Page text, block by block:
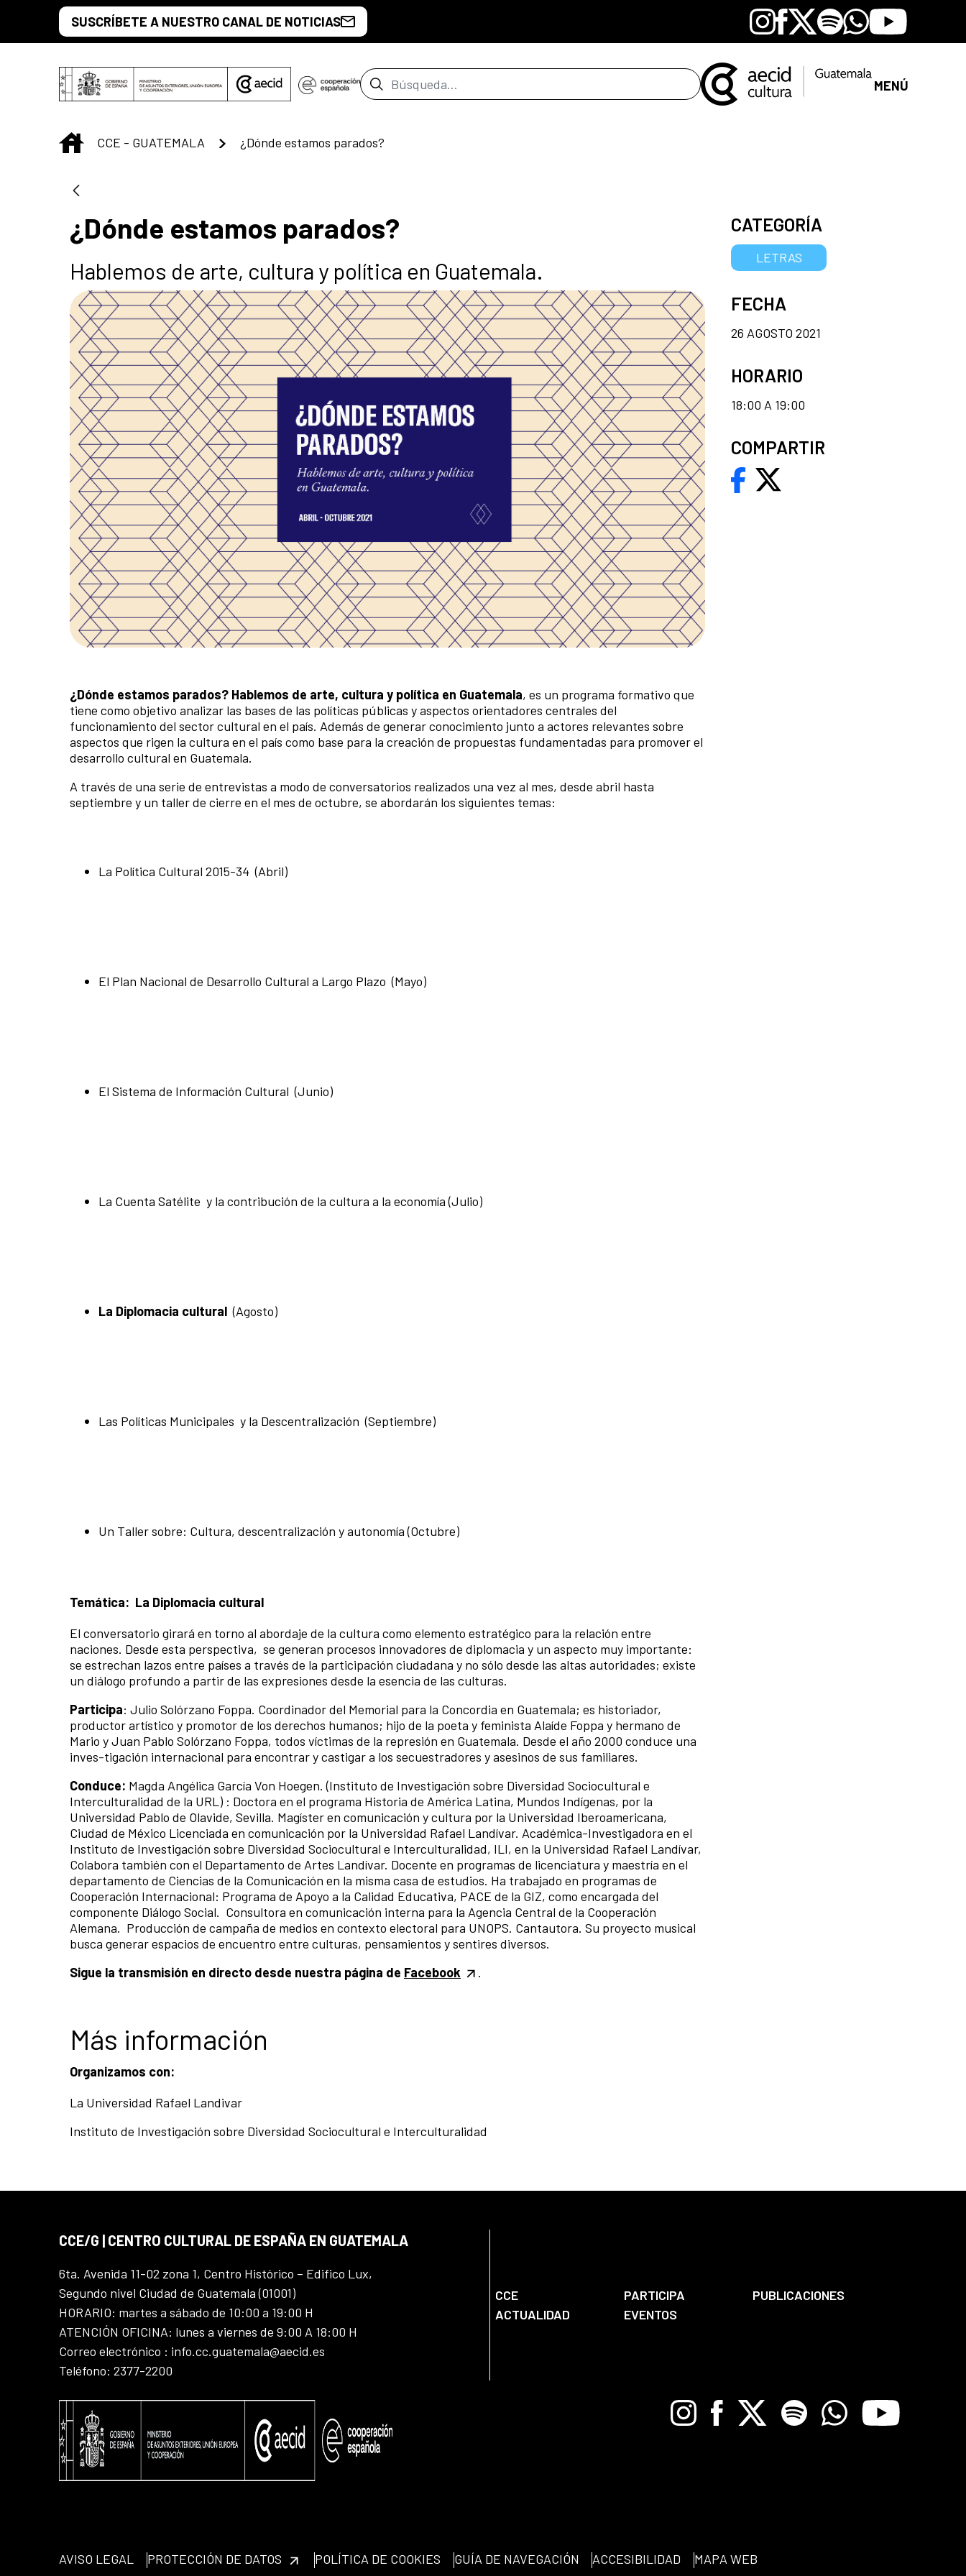
Saltar al contenido principal
SUSCRÍBETE A NUESTRO CANAL DE NOTICIAS Instagram
Facebook
X SpotifyWhatsapp
Youtube
Barra de búsqueda MENÚ
INICIO
CCE - GUATEMALA ¿Dónde estamos parados?
¿Dónde estamos parados?
Hablemos de arte, cultura y política en Guatemala.
¿Dónde estamos parados? Hablemos de arte, cultura y política en Guatemala, es un programa formativo que
tiene como objetivo analizar las bases de las políticas públicas y aspectos orientadores centrales del
funcionamiento del sector cultural en el país. Además de generar conocimiento junto a actores relevantes sobre
aspectos que rigen la cultura en el país como base para la creación de propuestas fundamentadas para promover el
desarrollo cultural en Guatemala.
A través de una serie de entrevistas a modo de conversatorios realizados una vez al mes, desde abril hasta
septiembre y un taller de cierre en el mes de octubre, se abordarán los siguientes temas:
La Política Cultural 2015-34 (Abril)
El Plan Nacional de Desarrollo Cultural a Largo Plazo (Mayo)
El Sistema de Información Cultural (Junio)
La Cuenta Satélite y la contribución de la cultura a la economía (Julio)
La Diplomacia cultural (Agosto)
Las Políticas Municipales y la Descentralización (Septiembre)
Un Taller sobre: Cultura, descentralización y autonomía (Octubre)
Temática: La Diplomacia cultural
El conversatorio girará en torno al abordaje de la cultura como elemento estratégico para la relación entre
naciones. Desde esta perspectiva, se generan procesos innovadores de diplomacia y un aspecto muy importante:
se estrechan lazos entre países a través de la participación ciudadana y no sólo desde las altas autoridades; existe
un diálogo profundo a partir de las expresiones desde la esencia de las culturas.
Participa: Julio Solórzano Foppa. Coordinador del Memorial para la Concordia en Guatemala; es historiador,
productor artístico y promotor de los derechos humanos; hijo de la poeta y feminista Alaíde Foppa y hermano de
Mario y Juan Pablo Solórzano Foppa, todos víctimas de la represión en Guatemala. Desde el año 2000 conduce una
inves-tigación internacional para encontrar y castigar a los secuestradores y asesinos de sus familiares.
Conduce: Magda Angélica García Von Hoegen.(Instituto de Investigación sobre Diversidad Sociocultural e
Interculturalidad de la URL) : Doctora en el programa Historia de América Latina, Mundos Indígenas, por la
Universidad Pablo de Olavide, Sevilla. Magíster en comunicación y cultura por la Universidad Iberoamericana,
Ciudad de México Licenciada en comunicación por la Universidad Rafael Landívar. Académica-Investigadora en el
Instituto de Investigación sobre Diversidad Sociocultural e Interculturalidad, ILI, en la Universidad Rafael Landívar,
Colabora también con el Departamento de Artes Landívar. Docente en programas de licenciatura y maestría en el
departamento de Ciencias de la Comunicación en la misma casa de estudios. Ha trabajado en programas de
Cooperación Internacional: Programa de Apoyo a la Calidad Educativa, PACE de la GIZ, como encargada del
componente Diálogo Social. Consultora en comunicación interna para la Agencia Central de la Cooperación
Alemana. Producción de campaña de medios en contexto electoral para UNOPS. Cantautora. Su proyecto musical
busca generar espacios de encuentro entre culturas, pensamientos y sentires diversos.
Sigue la transmisión en directo desde nuestra página de Facebook .
Más información
Organizamos con:
La Universidad Rafael Landivar
Instituto de Investigación sobre Diversidad Sociocultural e Interculturalidad
CATEGORÍA
LETRAS
FECHA
26 AGOSTO 2021
HORARIO
18:00 A 19:00
COMPARTIR
CCE/G | CENTRO CULTURAL DE ESPAÑA EN GUATEMALA
6ta. Avenida 11-02 zona 1, Centro Histórico – Edifico Lux,
Segundo nivel Ciudad de Guatemala (01001)
HORARIO: martes a sábado de 10:00 a 19:00 H
ATENCIÓN OFICINA: lunes a viernes de 9:00 A 18:00 H
Correo electrónico : info.cc.guatemala@aecid.es
Teléfono: 2377-2200
CCE PARTICIPA
PUBLICACIONES
ACTUALIDAD
EVENTOS
InstagramFacebook
X Spotify WhatsappYoutube
AVISO LEGAL PROTECCIÓN DE DATOS POLÍTICA DE COOKIES GUÍA DE NAVEGACIÓN ACCESIBILIDAD MAPA WEB